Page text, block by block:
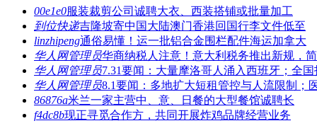
00e1e0服装裁剪公司诚聘大衣、西装搭铺或批量加工
到位快递吉隆坡寄中国大陆澳门香港回国行李文件低至
linzhipeng通俗易懂！运一批铝合金围栏配件海运加拿大
华人网管理员华商纳税人注意！意大利税务推出新规，
华人网管理员7.31要闻：大量摩洛哥人涌入西班牙；全国
华人网管理员8.1要闻：多地扩大短租管控与人流限制；
86876a米兰一家主营中、意、日餐的大型餐馆诚聘长
f4dc8b现正寻觅合作方，共同开展炸鸡品牌经营业务